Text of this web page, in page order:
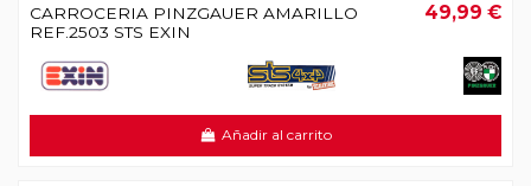
CARROCERIA PINZGAUER AMARILLO
REF.2503 STS EXIN
49,99 €
Añadir al carrito